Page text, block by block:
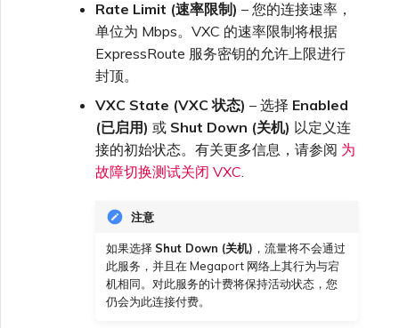
Rate Limit (速率限制) – 您的连接速率，
单位为 Mbps。VXC 的速率限制将根据
ExpressRoute 服务密钥的允许上限进行
封顶。
VXC State (VXC 状态) – 选择 Enabled
(已启用) 或 Shut Down (关机) 以定义连
接的初始状态。有关更多信息，请参阅 为
故障切换测试关闭 VXC.
注意
如果选择 Shut Down (关机) ，流量将不会通过
此服务，并且在 Megaport 网络上其行为与宕
机相同。对此服务的计费将保持活动状态，您
仍会为此连接付费。